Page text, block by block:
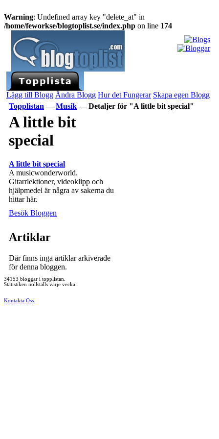
Warning: Undefined array key "delete_at" in
/home/feworkse/blogtoplist.se/index.php on line 174
Lägg till Blogg Ändra Blogg Hur det Fungerar Skapa egen Blogg
Topplistan — Musik — Detaljer för "A little bit special"
A little bit
special
A little bit special
A musicwonderworld.
Gitarrlektioner, videoklipp och
hjälpmedel är några av sakerna du
hittar här.
Besök Bloggen
Artiklar
Där finns inga artiklar arkiverade
för denna bloggen.
34153 bloggar i topplistan.
Statistiken nollställs varje vecka.
Kontakta Oss